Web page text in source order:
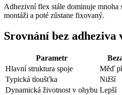
Adhezivní flex stále dominuje mnoha
montáži a poté zůstane fixovaný.
Srovnání bez adheziva
Parametr
Hlavní struktura spoje
Měď
Typická tloušťka
Nižší
Dynamická životnost v ohybu Lepší